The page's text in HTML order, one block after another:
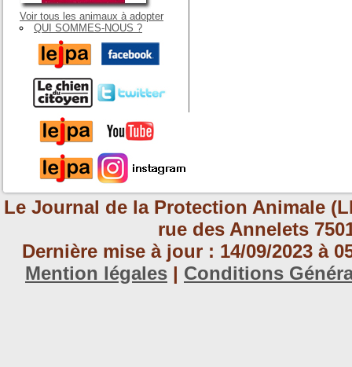
Voir tous les animaux à adopter
QUI SOMMES-NOUS ?
Le Journal de la Protection Animale
rue des Annelets
Dernière mise à jour : 14/09/2023 à
Mention légales | Conditions